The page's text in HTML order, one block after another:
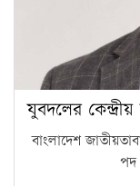
যুবদলের
বাংলাদেশ
পদ